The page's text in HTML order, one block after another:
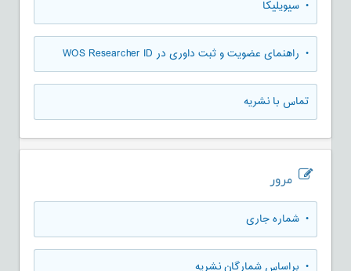
• سیویلیکا
• راهنمای عضویت و ثبت داوری در WOS Researcher ID
تماس با نشریه
مرور
• شماره جاری
• براساس شمارگان نشریه